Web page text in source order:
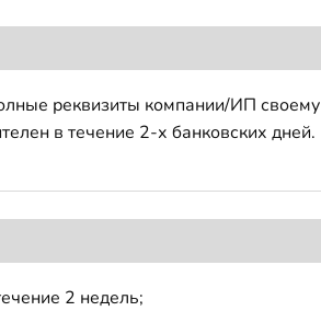
реквизиты компании/ИП своему
в течение 2-х банковских дней.
2 недель;